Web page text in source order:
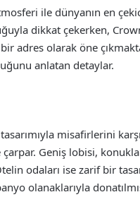
ile dünyanın en
dikkat çekerken,
adres olarak öne
anlatan detaylar.
misafirlerini
Geniş lobisi,
odaları ise zarif bir
olanaklarıyla